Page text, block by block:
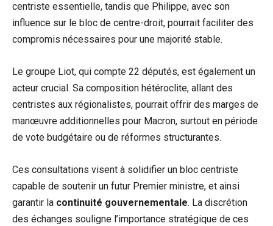
centriste essentielle, tandis que Philippe, avec son
influence sur le bloc de centre-droit, pourrait faciliter des
compromis nécessaires pour une majorité stable.
Le groupe Liot, qui compte 22 députés, est également un
acteur crucial. Sa composition hétéroclite, allant des
centristes aux régionalistes, pourrait offrir des marges de
manœuvre additionnelles pour Macron, surtout en période
de vote budgétaire ou de réformes structurantes.
Ces consultations visent à solidifier un bloc centriste
capable de soutenir un futur Premier ministre, et ainsi
garantir la continuité gouvernementale. La discrétion
des échanges souligne l’importance stratégique de ces